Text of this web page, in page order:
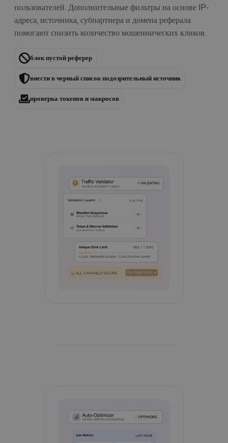
пользователей. Дополнительные фильтры на основе IP-
адреса, источника, субпартнера и домена реферала
помогают снизить количество мошеннических кликов.
блок пустой реферер
внести в черный список подозрительный источник
проверка токенов и макросов